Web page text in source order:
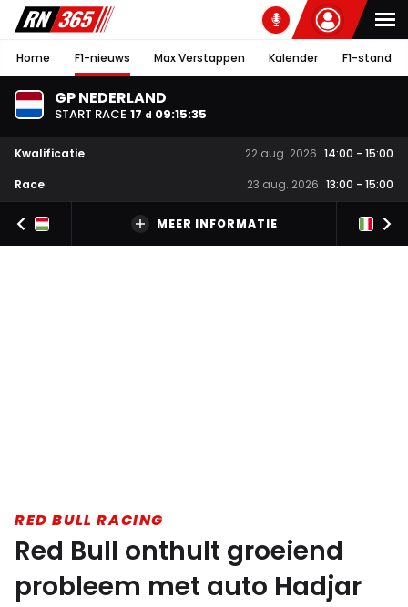
Home F1-nieuws Max Verstappen Kalender F1-stand
GP NEDERLAND
START RACE 17 d 09:15:35
Kwalificatie 22 aug. 2026 14:00 - 15:00
Race
23 aug. 2026 13:00 - 15:00
MEER INFORMATIE
RED BULL RACING
Red Bull onthult groeiend
probleem met auto Hadjar